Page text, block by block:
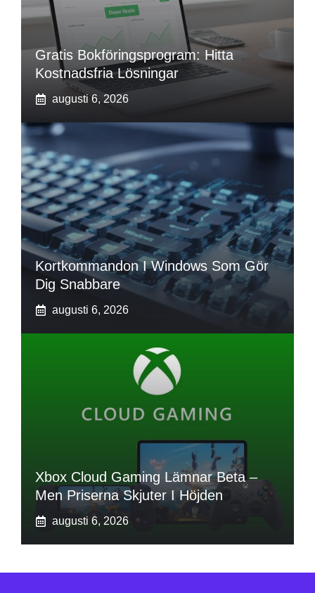
Gratis Bokföringsprogram: Hitta
Kostnadsfria Lösningar
augusti 6, 2026
Kortkommandon I Windows Som Gör
Dig Snabbare
augusti 6, 2026
Xbox Cloud Gaming Lämnar Beta –
Men Priserna Skjuter I Höjden
augusti 6, 2026